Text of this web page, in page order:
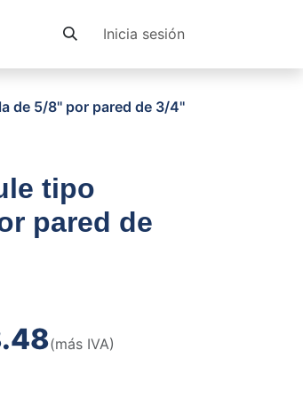
Inicia sesión
de 5/8'' por pared de 3/4''
tipo
pared de
(más IVA)